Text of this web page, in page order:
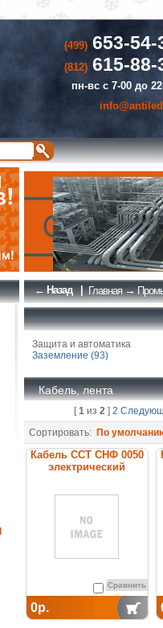
(499)653-54-
(812)615-88-
пн-вс с 7-00 до
← Назад | Главная→
Защита и автоматика
Заземление (93)
Кабель, лента
[1из 2] 2
Сортировать: По
Кабель ССТ СНФ 0050
электрический
Сравнить
0р.